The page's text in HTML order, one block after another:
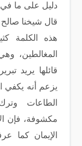
دليل على ما
قال شيخنا صالح
هذه الكلمة
المغالطين،
قائلها يريد
يزعم أنه يكفي
الطاعات
مكشوفة، فإن
الإيمان كما